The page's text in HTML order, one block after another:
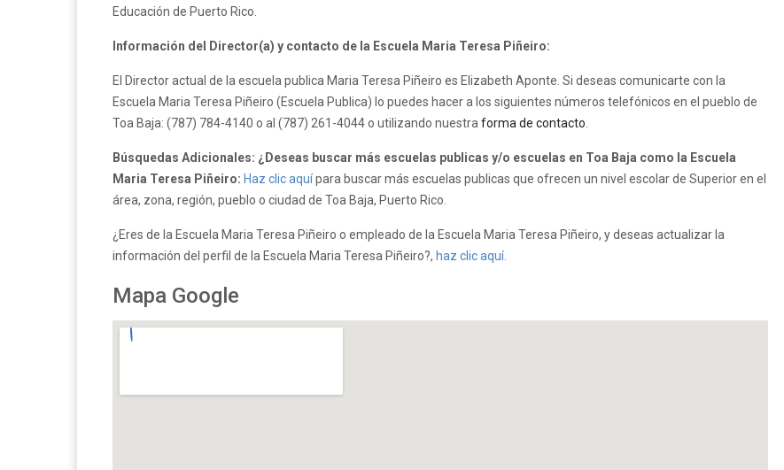
Educación de Puerto Rico.
Información del Director(a) y contacto de la Escuela Maria Teresa Piñeiro:
El Director actual de la escuela publica Maria Teresa Piñeiro es Elizabeth Aponte. Si deseas comunicarte con la
Escuela Maria Teresa Piñeiro (Escuela Publica) lo puedes hacer a los siguientes números telefónicos en el pueblo de
Toa Baja: (787) 784-4140 o al (787) 261-4044 o utilizando nuestra forma de contacto
Búsquedas Adicionales: ¿Deseas buscar más escuelas publicas y/o escuelas en Toa Baja como la Escuela
Maria Teresa Piñeiro: Haz clic aquípara buscar más escuelas publicas que ofrecen un nivel escolar de Superior en el
área, zona, región, pueblo o ciudad de Toa Baja, Puerto Rico.
¿Eres de la Escuela Maria Teresa Piñeiro o empleado de la Escuela Maria Teresa Piñeiro, y deseas actualizar la
información del perfil de la Escuela Maria Teresa Piñeiro?, haz clic aquí.
Mapa Google